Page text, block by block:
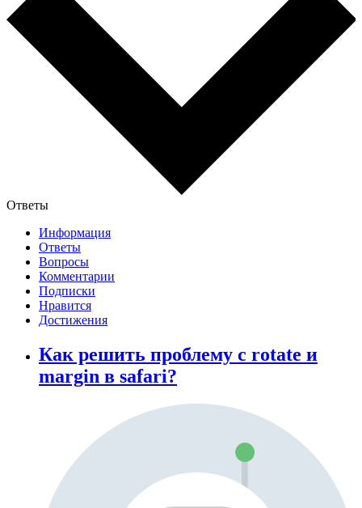
Ответы
Информация
Ответы
Вопросы
Комментарии
Подписки
Нравится
Достижения
Как решить проблему с rotate и
margin в safari?